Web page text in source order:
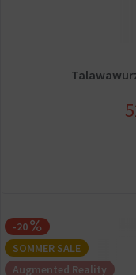
-20
SOMMER SALE
Augmented Reality